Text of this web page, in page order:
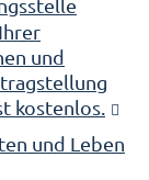
und
kostenlos.
und Leben